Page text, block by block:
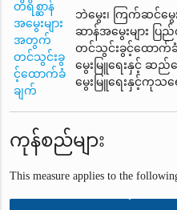
တိရိစ္ဆာန်
အမွေးများ
အတွက်
တင်သွင်းခွ
င့်ထောက်ခံ
ချက်
ဘဲမွေး၊ ကြက်ဆင်မွေ
ဆာန်အမွေးများ ပ
တင်သွင်းခွင့်ထောက်ခံ
မွေးမြူရေးနှင့် ဆည်မ
မွေးမြူရေးနှင့်ကုသရ
ကုန်စည်များ
This measure applies to the